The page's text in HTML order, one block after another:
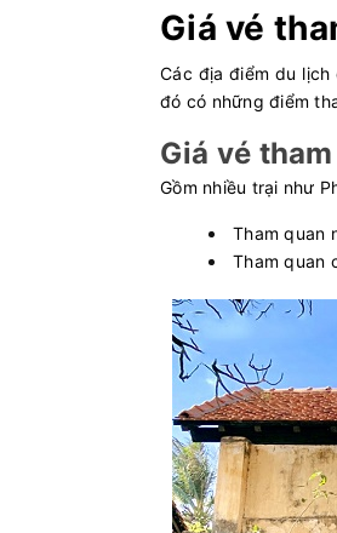
Giá vé
Các địa điểm du
đó có những điểm
Giá vé
Gồm nhiều trại như
Tham quan
Tham quan